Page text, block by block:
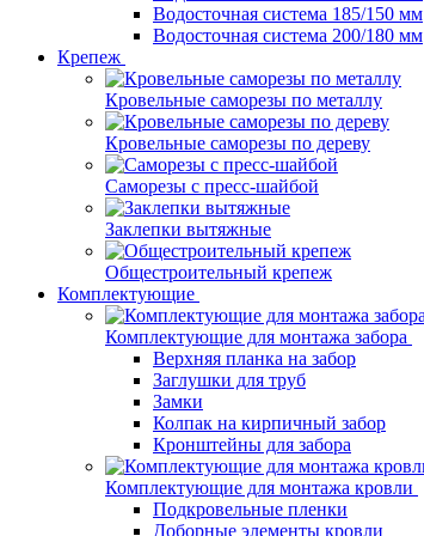
Водосточная система 185/150 мм
Водосточная система 200/180 мм
Крепеж
Кровельные саморезы по металлу
Кровельные саморезы по дереву
Саморезы с пресс-шайбой
Заклепки вытяжные
Общестроительный крепеж
Комплектующие
Комплектующие для монтажа забора
Верхняя планка на забор
Заглушки для труб
Замки
Колпак на кирпичный забор
Кронштейны для забора
Комплектующие для монтажа кровли
Подкровельные пленки
Доборные элементы кровли